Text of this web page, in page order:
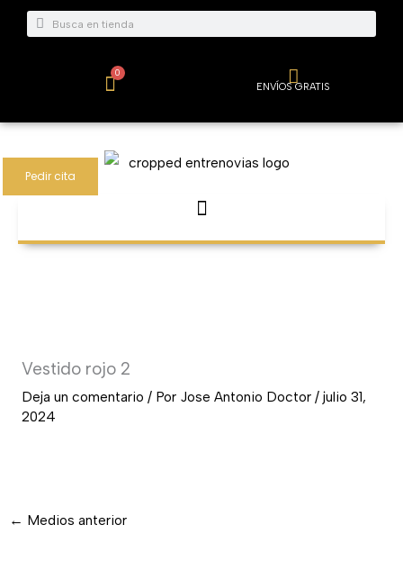
Buscar
Buscar
0
Carrito ENVÍOS GRATIS
Pedir cita
Vestido rojo 2
Deja un comentario / Por Jose Antonio Doctor / julio 31,
2024
← Medios anterior